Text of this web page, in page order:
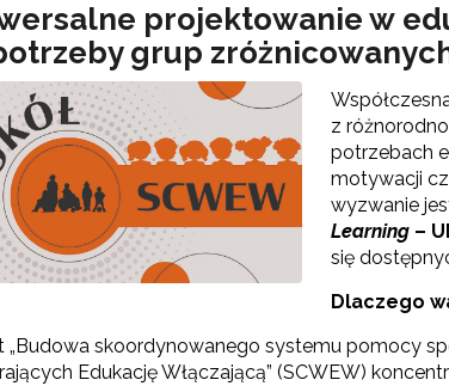
"Konkurs grantowy edycja V"
"Konkurs grantowy edycja IV"
projektowanie w
grup
z
potrzebach
motywacji
wyzwanie
Learning –
się
Dlaczego
„Budowa skoordynowanego systemu pomocy
Edukację Włączającą” (SCWEW)